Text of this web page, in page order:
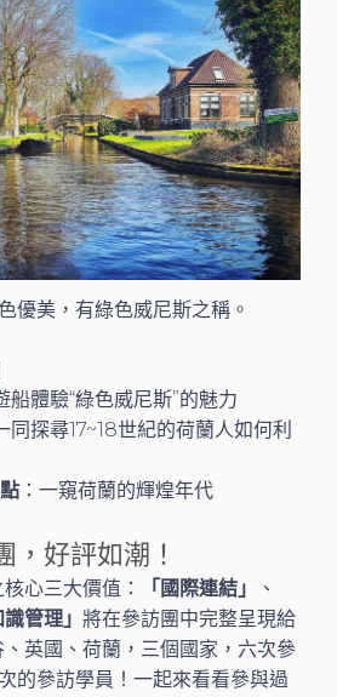
優美，有綠色威尼斯之稱。
船體驗“綠色威尼斯”的魅力
同探尋17~18世紀的荷蘭人如何利
：一窺荷蘭的輝煌年代
，好評如潮！
心三大價值： 「國際連結」
、
識管理」 將在參訪團中完整呈現給
英國、荷蘭，三個國家，六次參
的參訪學員！一起來看看參與過